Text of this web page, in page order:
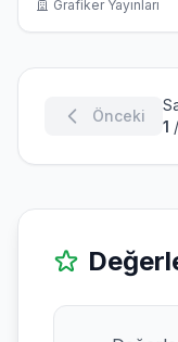
Grafiker Yayınları
Önceki
1 /